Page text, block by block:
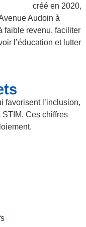
créé en 2020,
Audoin à
faible revenu, faciliter
l’éducation et lutter
favorisent l’inclusion,
STIM. Ces chiffres